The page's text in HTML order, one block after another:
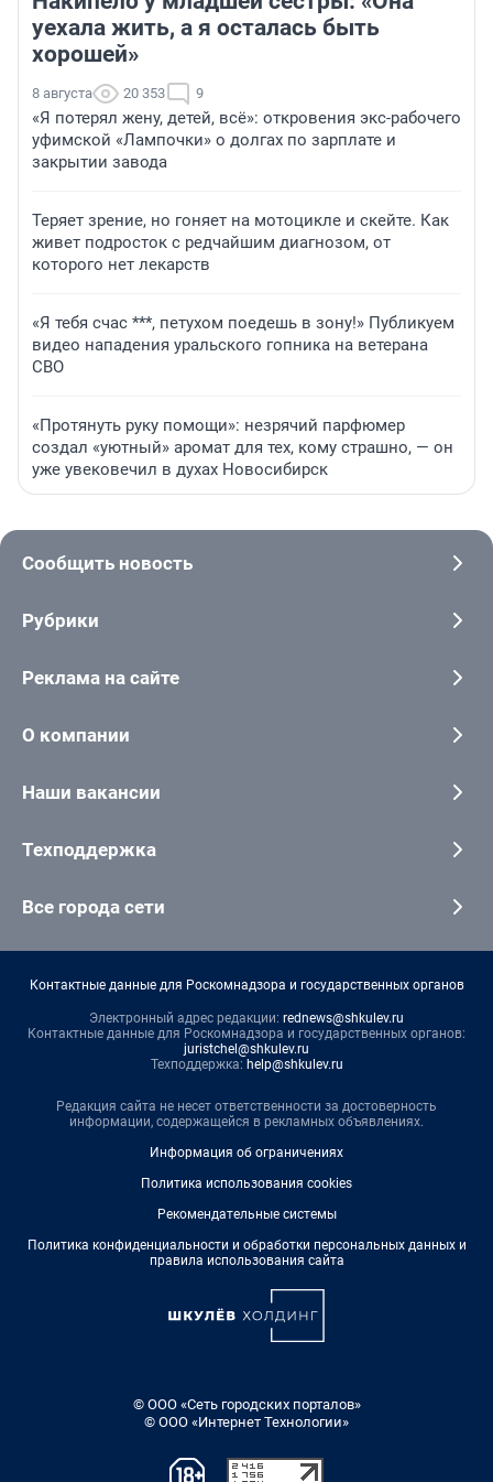
уехала жить, а я осталась быть
хорошей»
8 августа 20 353 9
«Я потерял жену, детей, всё»: откровения экс-рабочего
уфимской «Лампочки» о долгах по зарплате и
закрытии завода
Теряет зрение, но гоняет на мотоцикле и скейте. Как
живет подросток с редчайшим диагнозом, от
которого нет лекарств
«Я тебя счас ***, петухом поедешь в зону!» Публикуем
видео нападения уральского гопника на ветерана
СВО
«Протянуть руку помощи»: незрячий парфюмер
создал «уютный» аромат для тех, кому страшно, — он
уже увековечил в духах Новосибирск
Сообщить новость
Рубрики
Реклама на сайте
О компании
Наши вакансии
Техподдержка
Все города сети
Контактные данные для Роскомнадзора и государственных органов
Электронный адрес редакции: rednews@shkulev.ru
Контактные данные для Роскомнадзора и государственных органов:
juristchel@shkulev.ru
Техподдержка: help@shkulev.ru
Редакция сайта не несет ответственности за достоверность
информации, содержащейся в рекламных объявлениях.
Информация об ограничениях
Политика использования cookies
Рекомендательные системы
Политика конфиденциальности и обработки персональных данных и
правила использования сайта
© ООО «Сеть городских порталов»
© ООО «Интернет Технологии»